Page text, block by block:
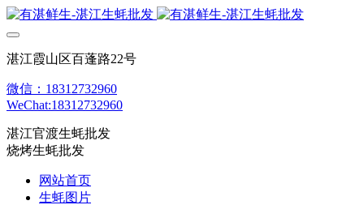
湛江霞山区百蓬路22号
微信：18312732960
WeChat:18312732960
湛江官渡生蚝批发
烧烤生蚝批发
网站首页
生蚝图片